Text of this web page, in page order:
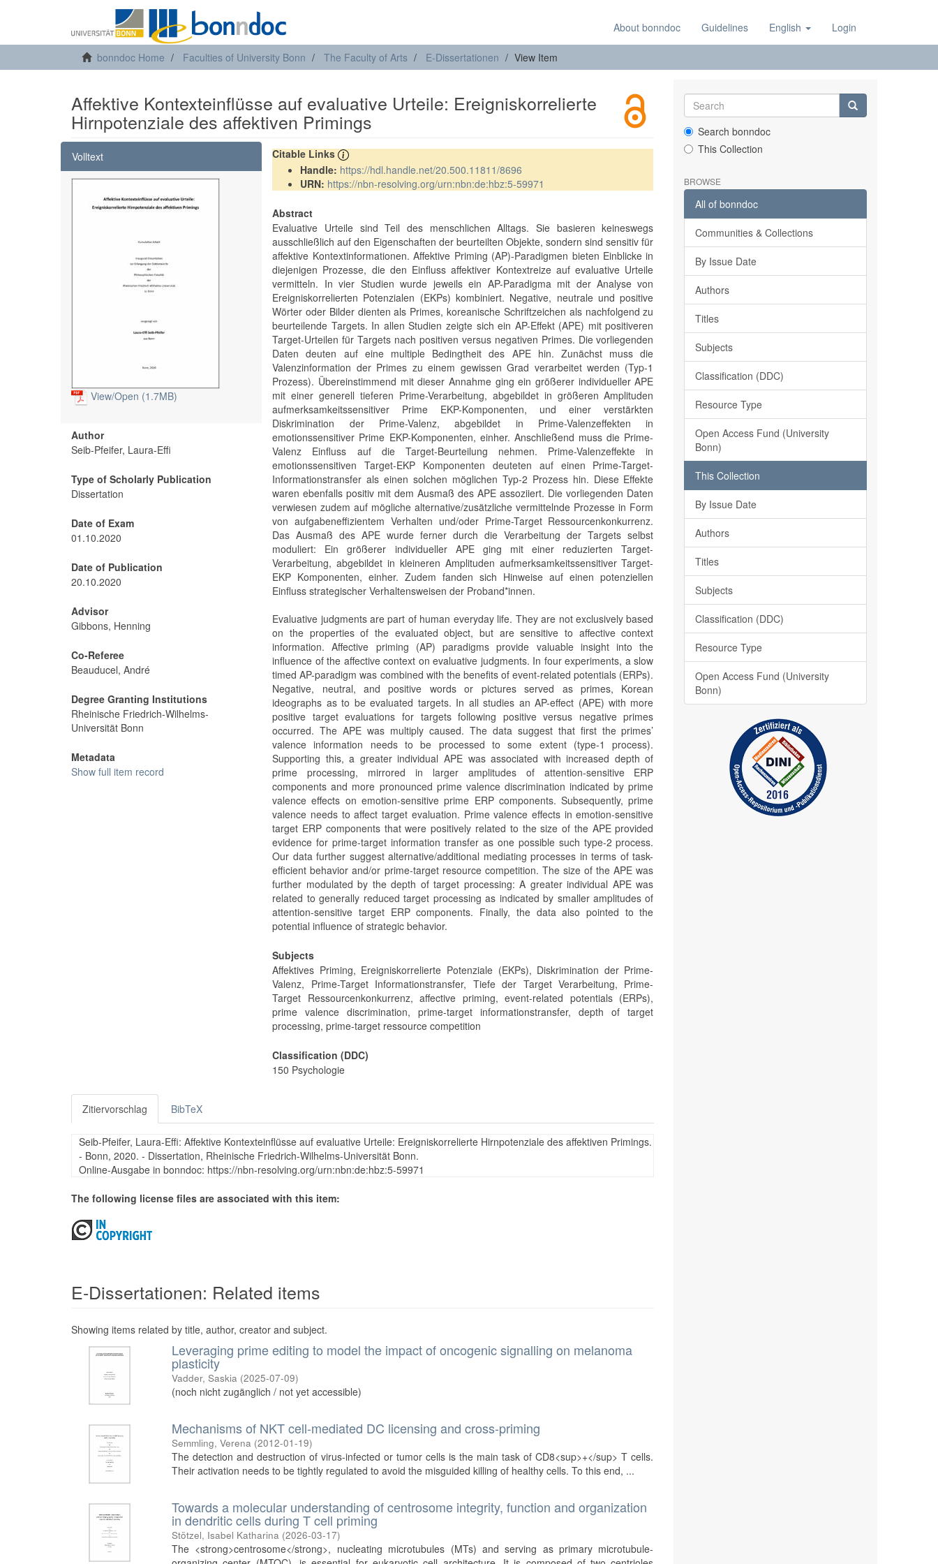
About bonndoc Guidelines English Login
bonndoc Home Faculties of University Bonn The Faculty of Arts E-Dissertationen View Item
Affektive Kontexteinflüsse auf evaluative Urteile: Ereigniskorrelierte
Hirnpotenziale des affektiven Primings
Volltext
View/Open (1.7MB)
Author
Seib-Pfeifer, Laura-Effi
Type of Scholarly Publication
Dissertation
Date of Exam
01.10.2020
Date of Publication
20.10.2020
Advisor
Gibbons, Henning
Co-Referee
Beauducel, André
Degree Granting Institutions
Rheinische Friedrich-Wilhelms-
Universität Bonn
Metadata
Show full item record
Citable Links
Handle: https://hdl.handle.net/20.500.11811/8696
URN: https://nbn-resolving.org/urn:nbn:de:hbz:5-59971
Abstract
Evaluative Urteile sind Teil des menschlichen Alltags. Sie basieren keineswegs
ausschließlich auf den Eigenschaften der beurteilten Objekte, sondern sind sensitiv für
affektive Kontextinformationen. Affektive Priming (AP)-Paradigmen bieten Einblicke in
diejenigen Prozesse, die den Einfluss affektiver Kontextreize auf evaluative Urteile
vermitteln. In vier Studien wurde jeweils ein AP-Paradigma mit der Analyse von
Ereigniskorrelierten Potenzialen (EKPs) kombiniert. Negative, neutrale und positive
Wörter oder Bilder dienten als Primes, koreanische Schriftzeichen als nachfolgend zu
beurteilende Targets. In allen Studien zeigte sich ein AP-Effekt (APE) mit positiveren
Target-Urteilen für Targets nach positiven versus negativen Primes. Die vorliegenden
Daten deuten auf eine multiple Bedingtheit des APE hin. Zunächst muss die
Valenzinformation der Primes zu einem gewissen Grad verarbeitet werden (Typ-1
Prozess). Übereinstimmend mit dieser Annahme ging ein größerer individueller APE
mit einer generell tieferen Prime-Verarbeitung, abgebildet in größeren Amplituden
aufmerksamkeitssensitiver Prime EKP-Komponenten, und einer verstärkten
Diskrimination der Prime-Valenz, abgebildet in Prime-Valenzeffekten in
emotionssensitiver Prime EKP-Komponenten, einher. Anschließend muss die Prime-
Valenz Einfluss auf die Target-Beurteilung nehmen. Prime-Valenzeffekte in
emotionssensitiven Target-EKP Komponenten deuteten auf einen Prime-Target-
Informationstransfer als einen solchen möglichen Typ-2 Prozess hin. Diese Effekte
waren ebenfalls positiv mit dem Ausmaß des APE assoziiert. Die vorliegenden Daten
verwiesen zudem auf mögliche alternative/zusätzliche vermittelnde Prozesse in Form
von aufgabeneffizientem Verhalten und/oder Prime-Target Ressourcenkonkurrenz.
Das Ausmaß des APE wurde ferner durch die Verarbeitung der Targets selbst
moduliert: Ein größerer individueller APE ging mit einer reduzierten Target-
Verarbeitung, abgebildet in kleineren Amplituden aufmerksamkeitssensitiver Target-
EKP Komponenten, einher. Zudem fanden sich Hinweise auf einen potenziellen
Einfluss strategischer Verhaltensweisen der Proband*innen.
Evaluative judgments are part of human everyday life. They are not exclusively based
on the properties of the evaluated object, but are sensitive to affective context
information. Affective priming (AP) paradigms provide valuable insight into the
influence of the affective context on evaluative judgments. In four experiments, a slow
timed AP-paradigm was combined with the benefits of event-related potentials (ERPs).
Negative, neutral, and positive words or pictures served as primes, Korean
ideographs as to be evaluated targets. In all studies an AP-effect (APE) with more
positive target evaluations for targets following positive versus negative primes
occurred. The APE was multiply caused. The data suggest that first the primes’
valence information needs to be processed to some extent (type-1 process).
Supporting this, a greater individual APE was associated with increased depth of
prime processing, mirrored in larger amplitudes of attention-sensitive ERP
components and more pronounced prime valence discrimination indicated by prime
valence effects on emotion-sensitive prime ERP components. Subsequently, prime
valence needs to affect target evaluation. Prime valence effects in emotion-sensitive
target ERP components that were positively related to the size of the APE provided
evidence for prime-target information transfer as one possible such type-2 process.
Our data further suggest alternative/additional mediating processes in terms of task-
efficient behavior and/or prime-target resource competition. The size of the APE was
further modulated by the depth of target processing: A greater individual APE was
related to generally reduced target processing as indicated by smaller amplitudes of
attention-sensitive target ERP components. Finally, the data also pointed to the
potential influence of strategic behavior.
Subjects
Affektives Priming, Ereigniskorrelierte Potenziale (EKPs), Diskrimination der Prime-
Valenz, Prime-Target Informationstransfer, Tiefe der Target Verarbeitung, Prime-
Target Ressourcenkonkurrenz, affective priming, event-related potentials (ERPs),
prime valence discrimination, prime-target informationstransfer, depth of target
processing, prime-target ressource competition
Classification (DDC)
150 Psychologie
Zitiervorschlag BibTeX
Seib-Pfeifer, Laura-Effi: Affektive Kontexteinflüsse auf evaluative Urteile: Ereigniskorrelierte Hirnpotenziale des affektiven Primings.
- Bonn, 2020. - Dissertation, Rheinische Friedrich-Wilhelms-Universität Bonn.
Online-Ausgabe in bonndoc: https://nbn-resolving.org/urn:nbn:de:hbz:5-59971
The following license files are associated with this item:
E-Dissertationen: Related items
Showing items related by title, author, creator and subject.
Leveraging prime editing to model the impact of oncogenic signalling on melanoma
plasticity
Vadder, Saskia (2025-07-09)
(noch nicht zugänglich / not yet accessible)
Mechanisms of NKT cell-mediated DC licensing and cross-priming
Semmling, Verena (2012-01-19)
The detection and destruction of virus-infected or tumor cells is the main task of CD8<sup>+</sup> T cells.
Their activation needs to be tightly regulated to avoid the misguided killing of healthy cells. To this end, ...
Towards a molecular understanding of centrosome integrity, function and organization
in dendritic cells during T cell priming
Stötzel, Isabel Katharina (2026-03-17)
The <strong>centrosome</strong>, nucleating microtubules (MTs) and serving as primary microtubule-
Search bonndoc
This Collection
BROWSE
All of bonndoc
Communities & Collections
By Issue Date
Authors
Titles
Subjects
Classification (DDC)
Resource Type
Open Access Fund (University
Bonn)
This Collection
By Issue Date
Authors
Titles
Subjects
Classification (DDC)
Resource Type
Open Access Fund (University
Bonn)